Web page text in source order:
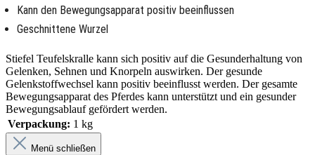
Kann den Bewegungsapparat positiv beeinflussen
Geschnittene Wurzel
Stiefel Teufelskralle kann sich positiv auf die Gesunderhaltung von
Gelenken, Sehnen und Knorpeln auswirken. Der gesunde
Gelenkstoffwechsel kann positiv beeinflusst werden. Der gesamte
Bewegungsapparat des Pferdes kann unterstützt und ein gesunder
Bewegungsablauf gefördert werden.
Verpackung: 1 kg
Menü schließen